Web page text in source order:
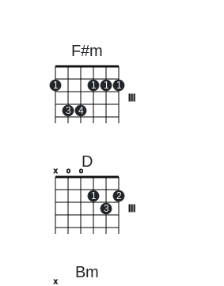
F#m
1
3 4
1 1 1
D
x o o
1
3
2
Bm
x